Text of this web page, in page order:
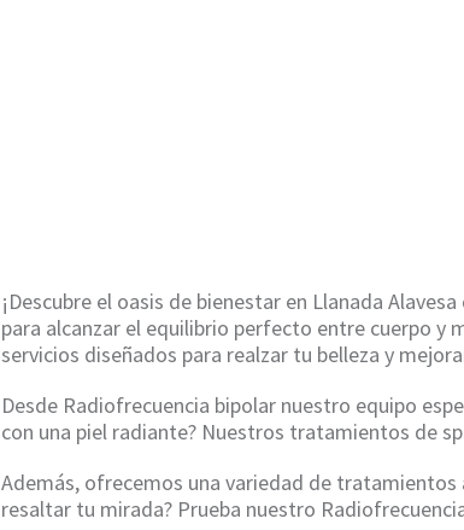
¡Descubre el oasis de bienestar en Llanada
para alcanzar el equilibrio perfecto entre cuerpo
servicios diseñados para realzar tu belleza y
Desde Radiofrecuencia bipolar nuestro equipo
con una piel radiante? Nuestros tratamientos de
Además, ofrecemos una variedad de
resaltar tu mirada? Prueba nuestro